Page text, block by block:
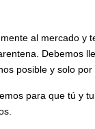
al mercado y
Debemos
posible y solo por
para que tú y